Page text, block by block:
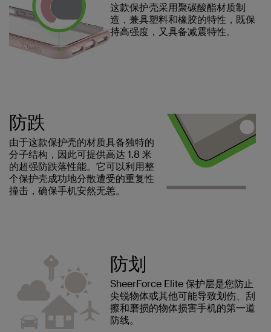
这款保护壳采用聚碳酸酯材质制
造，兼具塑料和橡胶的特性，既保
持高强度，又具备减震特性。
防跌
由于这款保护壳的材质具备独特的
分子结构，因此可提供高达 1.8 米
的超强防跌落性能。它可以利用整
个保护壳成功地分散遭受的重复性
撞击，确保手机安然无恙。
防划
SheerForce Elite 保护层是您防止
尖锐物体或其他可能导致划伤、刮
擦和磨损的物体损害手机的第一道
防线。